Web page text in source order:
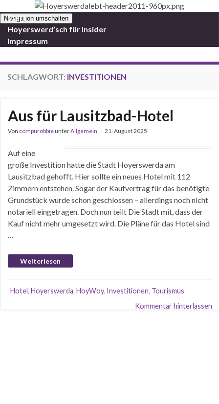
Navigation umschalten
Start
Hoyerswerd’sch für Insider
Impressum
SCHLAGWORT: INVESTITIONEN
Aus für Lausitzbad-Hotel
Von compurobbieunterAllgemein 21. August 2025
Auf eine
große Investition hatte die Stadt Hoyerswerda am
Lausitzbad gehofft. Hier sollte ein neues Hotel mit 112
Zimmern entstehen. Sogar der Kaufvertrag für das benötigte
Grundstück wurde schon geschlossen – allerdings noch nicht
notariell eingetragen. Doch nun teilt Die Stadt mit, dass der
Kauf nicht mehr umgesetzt wird. Die Pläne für das Hotel sind
…
Weiterlesen
Hotel, Hoyerswerda, HoyWoy, Investitionen, Tourismus
Kommentar hinterlassen